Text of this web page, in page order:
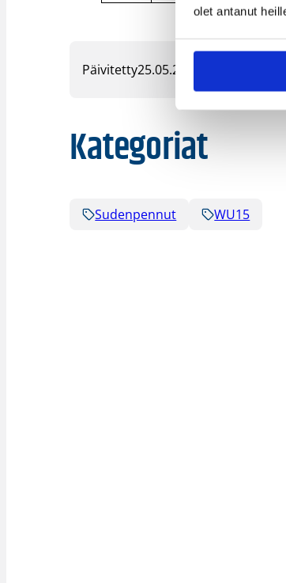
olet antanut
Päivitetty25.05.2021
Kategoriat
Sudenpennut WU15